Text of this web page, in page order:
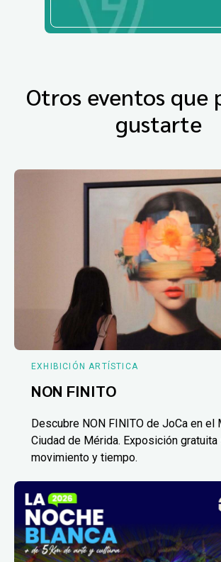
Otros eventos que
gustarte
EXHIBICIÓN ARTÍSTICA
NON FINITO
Descubre NON FINITO de JoCa en el
Ciudad de Mérida. Exposición
movimiento y tiempo.